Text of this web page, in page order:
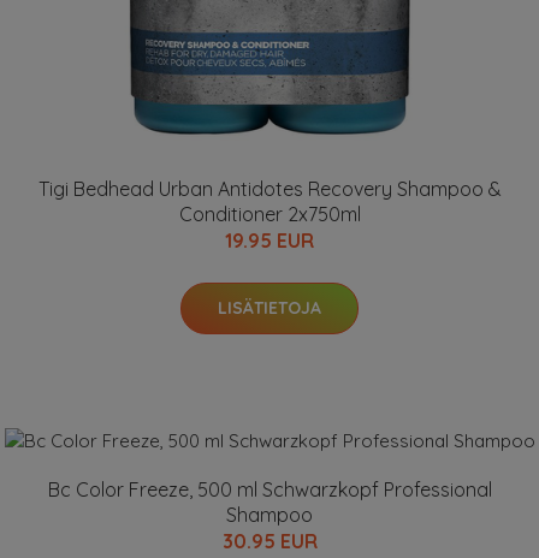
Tigi Bedhead Urban Antidotes Recovery Shampoo &
Conditioner 2x750ml
19.95 EUR
LISÄTIETOJA
Bc Color Freeze, 500 ml Schwarzkopf Professional
Shampoo
30.95 EUR